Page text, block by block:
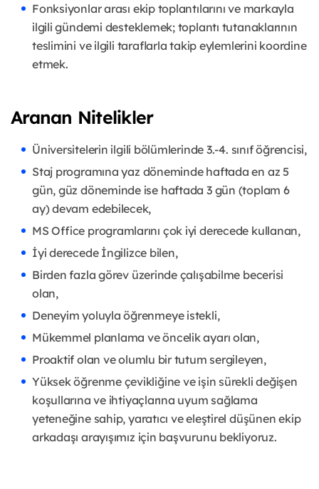
Fonksiyonlar arası ekip toplantılarını ve markayla
ilgili gündemi desteklemek; toplantı tutanaklarının
teslimini ve ilgili taraflarla takip eylemlerini koordine
etmek.
Aranan Nitelikler
Üniversitelerin ilgili bölümlerinde 3.-4. sınıf öğrencisi,
Staj programına yaz döneminde haftada en az 5
gün, güz döneminde ise haftada 3 gün (toplam 6
ay) devam edebilecek,
MS Office programlarını çok iyi derecede kullanan,
İyi derecede İngilizce bilen,
Birden fazla görev üzerinde çalışabilme becerisi
olan,
Deneyim yoluyla öğrenmeye istekli,
Mükemmel planlama ve öncelik ayarı olan,
Proaktif olan ve olumlu bir tutum sergileyen,
Yüksek öğrenme çevikliğine ve işin sürekli değişen
koşullarına ve ihtiyaçlarına uyum sağlama
yeteneğine sahip, yaratıcı ve eleştirel düşünen ekip
arkadaşı arayışımız için başvurunu bekliyoruz.